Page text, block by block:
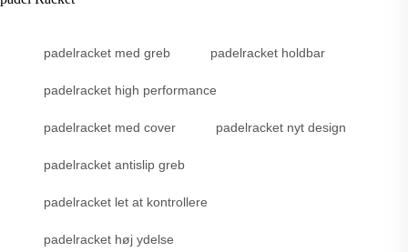
padelracket med greb padelracket holdbar
padelracket high performance
padelracket med cover padelracket nyt design
padelracket antislip greb
padelracket let at kontrollere
padelracket høj ydelse